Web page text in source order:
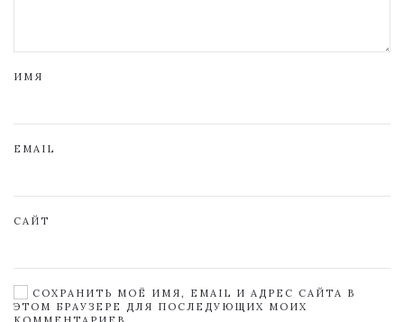
ИМЯ
EMAIL
САЙТ
СОХРАНИТЬ МОЁ ИМЯ, EMAIL И АДРЕС САЙТА В
ЭТОМ БРАУЗЕРЕ ДЛЯ ПОСЛЕДУЮЩИХ МОИХ